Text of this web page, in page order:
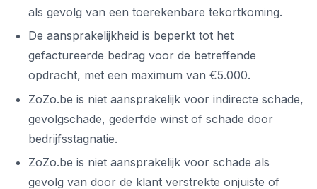
als gevolg van een toerekenbare tekortkoming.
De aansprakelijkheid is beperkt tot het
gefactureerde bedrag voor de betreffende
opdracht, met een maximum van €5.000.
ZoZo.be is niet aansprakelijk voor indirecte schade,
gevolgschade, gederfde winst of schade door
bedrijfsstagnatie.
ZoZo.be is niet aansprakelijk voor schade als
gevolg van door de klant verstrekte onjuiste of